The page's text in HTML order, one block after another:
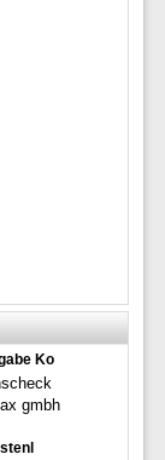
Ko
gmbh